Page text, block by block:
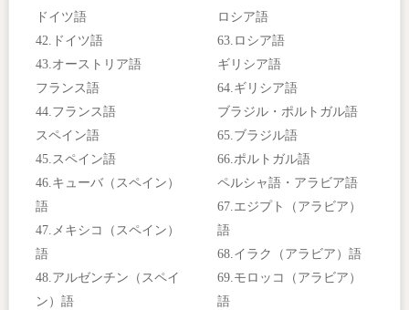
ドイツ語
42.ドイツ語
43.オーストリア語
フランス語
44.フランス語
スペイン語
45.スペイン語
46.キューバ（スペイン）
語
47.メキシコ（スペイン）
語
48.アルゼンチン（スペイ
ン）語
ロシア語
63.ロシア語
ギリシア語
64.ギリシア語
ブラジル・ポルトガル語
65.ブラジル語
66.ポルトガル語
ペルシャ語・アラビア語
67.エジプト（アラビア）
語
68.イラク（アラビア）語
69.モロッコ（アラビア）
語